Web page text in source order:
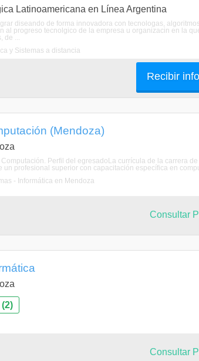
Latinoamericana en Línea Argentina
diseando de forma innovadora con tecnologas,
al progreso tecnolgico de la empresa u organizacin en la
de ...
y Sistemas a distancia
Recibir
(Mendoza)
Perfil del egresadoLa currícula de la carrera
un profesional superior con capacitación específica en
- Informática en Mendoza
Consultar
Consultar